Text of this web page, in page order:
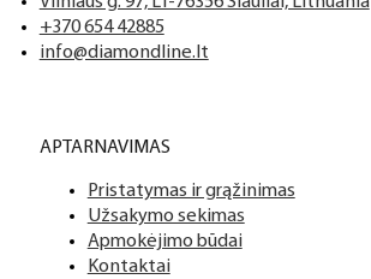
+370 654 42885
info@diamondline.lt
APTARNAVIMAS
Pristatymas ir grąžinimas
Užsakymo sekimas
Apmokėjimo būdai
Kontaktai